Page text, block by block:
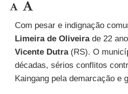
Com pesar e indignação
Limeira de Oliveirade 22
Vicente Dutra(RS). O
décadas, sérios conflitos
Kaingang pela demarcação e